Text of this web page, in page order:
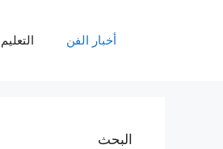
أخبار الفن التعليم
البحث